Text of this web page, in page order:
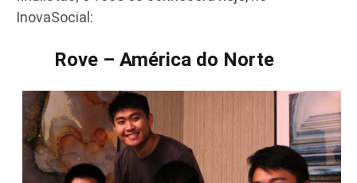
InovaSocial:
Rove – América do Norte